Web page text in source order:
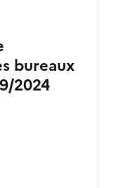
bureaux
2024